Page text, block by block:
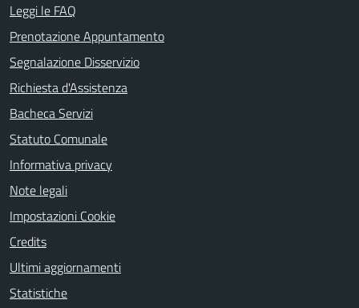
Leggi le FAQ
Prenotazione Appuntamento
Segnalazione Disservizio
Richiesta d'Assistenza
Bacheca Servizi
Statuto Comunale
Informativa privacy
Note legali
Impostazioni Cookie
Credits
Ultimi aggiornamenti
Statistiche